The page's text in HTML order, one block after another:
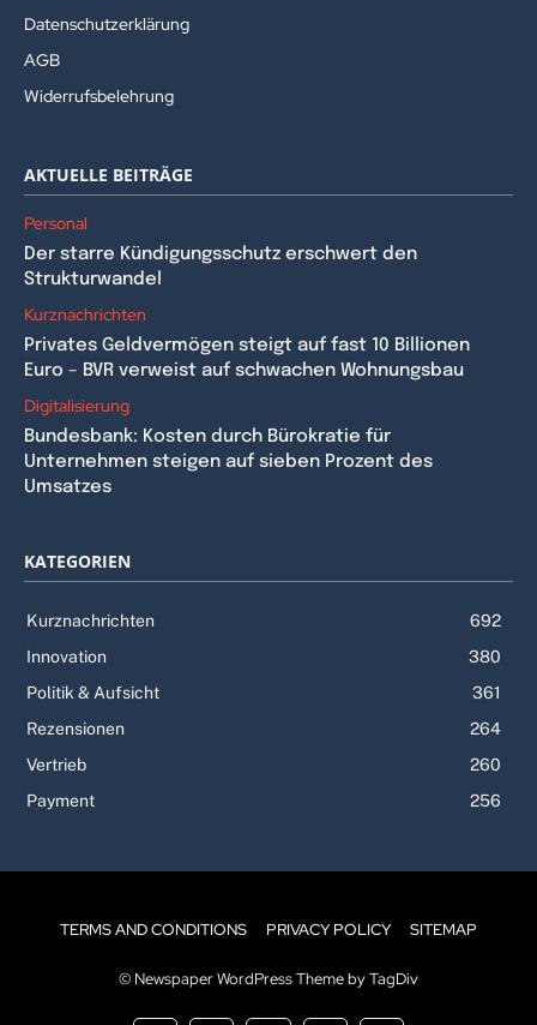
Datenschutzerklärung
AGB
Widerrufsbelehrung
AKTUELLE BEITRÄGE
Personal
Der starre Kündigungsschutz erschwert den
Strukturwandel
Kurznachrichten
Privates Geldvermögen steigt auf fast 10 Billionen
Euro – BVR verweist auf schwachen Wohnungsbau
Digitalisierung
Bundesbank: Kosten durch Bürokratie für
Unternehmen steigen auf sieben Prozent des
Umsatzes
KATEGORIEN
Kurznachrichten
692
Innovation
380
Politik & Aufsicht
361
Rezensionen
264
Vertrieb
260
Payment
256
TERMS AND CONDITIONS PRIVACY POLICY SITEMAP
© Newspaper WordPress Theme by TagDiv